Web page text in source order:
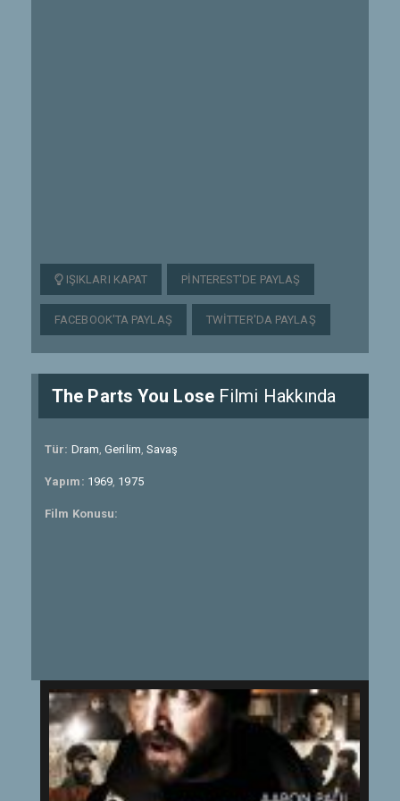
IŞIKLARI KAPAT PINTEREST'DE PAYLAŞ
FACEBOOK'TA PAYLAŞ TWITTER'DA PAYLAŞ
The Parts You LoseFilmi Hakkında
Tür: Dram,Gerilim,Savaş
Yapım: 1969, 1975
Film Konusu: